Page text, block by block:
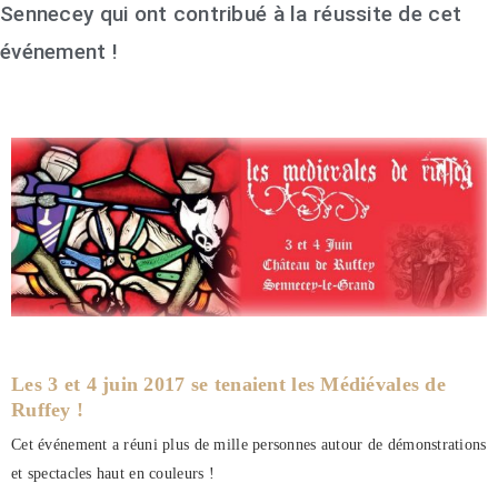
Sennecey qui ont contribué à la réussite de cet
événement !
Les 3 et 4 juin 2017 se tenaient les Médiévales de
Ruffey !
Cet événement a réuni plus de mille personnes autour de démonstrations
et spectacles haut en couleurs !